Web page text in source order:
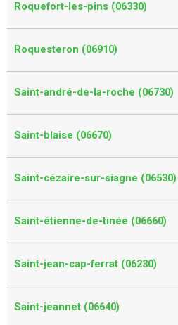
Roquefort-les-pins (06330)
Roquesteron (06910)
Saint-andré-de-la-roche (06730)
Saint-blaise (06670)
Saint-cézaire-sur-siagne (06530)
Saint-étienne-de-tinée (06660)
Saint-jean-cap-ferrat (06230)
Saint-jeannet (06640)